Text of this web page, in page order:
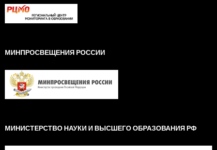
МИНПРОСВЕЩЕНИЯ РОССИИ
МИНИСТЕРСТВО НАУКИ И ВЫСШЕГО ОБРАЗОВАНИЯ РФ